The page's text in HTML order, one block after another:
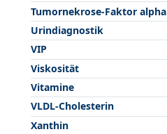
Tumornekrose-Faktor alpha
Urindiagnostik
VIP
Viskosität
Vitamine
VLDL-Cholesterin
Xanthin